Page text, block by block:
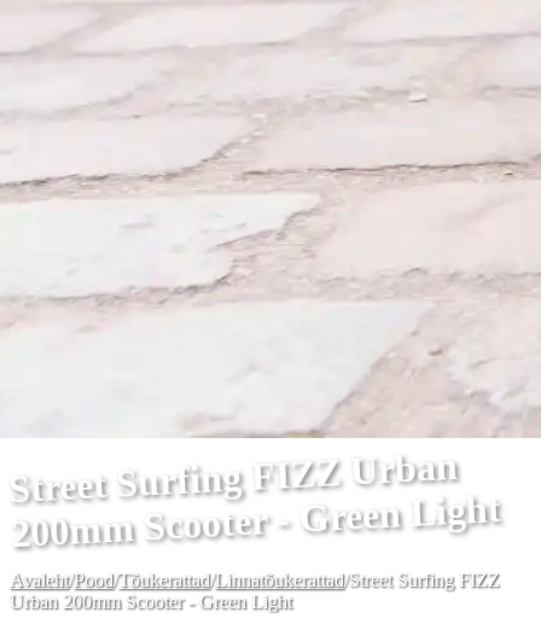
Street Surfing FIZZ Urban
200mm Scooter - Green Light
Avaleht/Pood/Tõukerattad/Linnatõukerattad/Street Surfing FIZZ
Urban 200mm Scooter - Green Light